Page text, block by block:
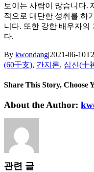
보이는 사람이 많습니다.
적으로 대단한 성취를 하
니다. 또한 강한 배우자의
다.
By kwondang|2021-06-
(60干支), 간지론, 십신(十
Share This Story, Choose
Facebook
X
Reddit
LinkedIn
WhatsApp
Tumblr
Pinterest
Vk
Xing
이
About the Author:
관련 글